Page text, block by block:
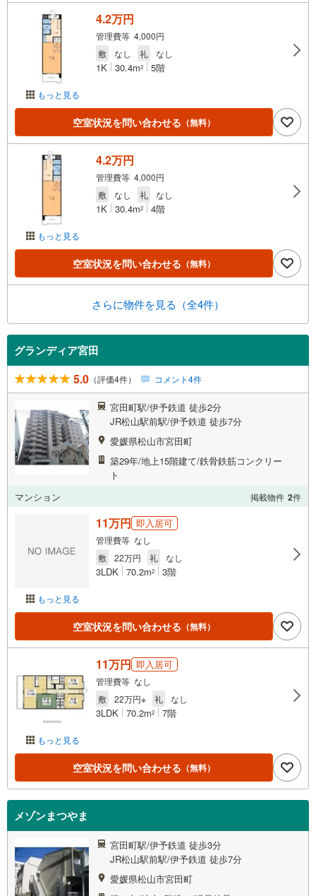
もっと見る
4.2万円
管理費等 4,000円
敷
なし 礼 なし
1K 30.4m2 5階
空室状況を問い合わせる （無料）
もっと見る
4.2万円
管理費等 4,000円
敷
なし 礼 なし
1K 30.4m2 4階
空室状況を問い合わせる （無料）
さらに物件を見る（全4件）
グランディア宮田
5.0 （評価4件） コメント4件
宮田町駅/伊予鉄道 徒歩2分
JR松山駅前駅/伊予鉄道 徒歩7分
愛媛県松山市宮田町
築29年/地上15階建て/鉄骨鉄筋コンクリー
ト
マンション
掲載物件 2件
もっと見る
11万円 即入居可
管理費等 なし
敷
22万円 礼 なし
3LDK 70.2m2 3階
空室状況を問い合わせる （無料）
もっと見る
11万円 即入居可
管理費等 なし
敷
22万円※ 礼 なし
3LDK 70.2m2 7階
空室状況を問い合わせる （無料）
メゾンまつやま
宮田町駅/伊予鉄道 徒歩3分
JR松山駅前駅/伊予鉄道 徒歩7分
愛媛県松山市宮田町